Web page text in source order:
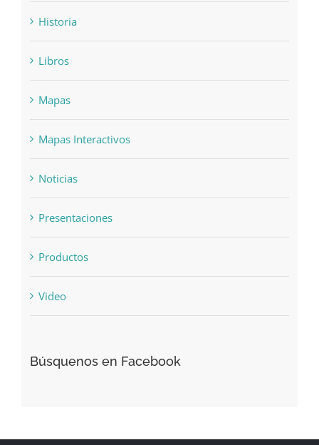
Historia
Libros
Mapas
Mapas Interactivos
Noticias
Presentaciones
Productos
Video
Búsquenos en Facebook